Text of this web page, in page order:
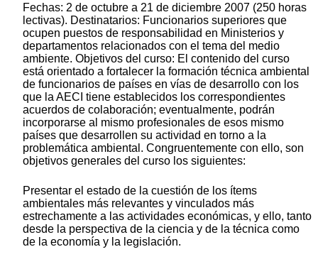
Fechas: 2 de octubre a 21 de diciembre 2007 (250 horas
lectivas). Destinatarios: Funcionarios superiores que
ocupen puestos de responsabilidad en Ministerios y
departamentos relacionados con el tema del medio
ambiente. Objetivos del curso: El contenido del curso
está orientado a fortalecer la formación técnica ambiental
de funcionarios de países en vías de desarrollo con los
que la AECI tiene establecidos los correspondientes
acuerdos de colaboración; eventualmente, podrán
incorporarse al mismo profesionales de esos mismo
países que desarrollen su actividad en torno a la
problemática ambiental. Congruentemente con ello, son
objetivos generales del curso los siguientes:
Presentar el estado de la cuestión de los ítems
ambientales más relevantes y vinculados más
estrechamente a las actividades económicas, y ello, tanto
desde la perspectiva de la ciencia y de la técnica como
de la economía y la legislación.